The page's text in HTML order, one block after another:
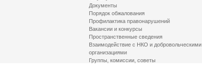
Документы
Порядок обжалования
Профилактика правонарушений
Вакансии и конкурсы
Пространственные сведения
Взаимодействие с НКО и добровольческими
организациями
Группы, комиссии, советы